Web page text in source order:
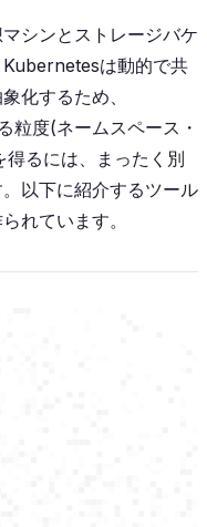
シンとストレージバケ
は動的で共
化するため、
粒度(ネームスペース・
るには、まったく別
以下に紹介するツール
れています。